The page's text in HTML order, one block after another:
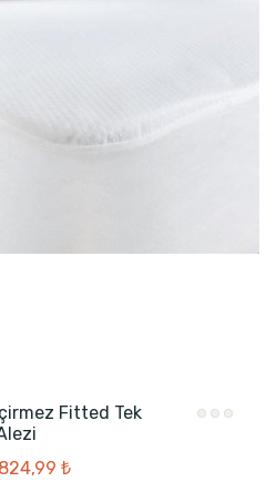
Fitted Tek
824,99 ₺